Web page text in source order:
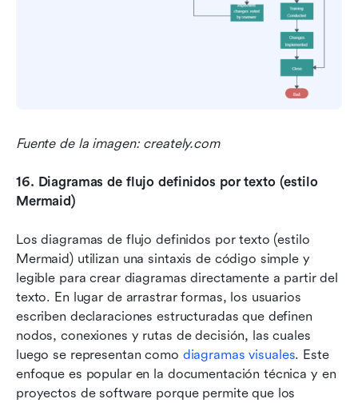
Fuente de la imagen: creately.com
16. Diagramas de flujo definidos por texto (estilo
Mermaid)
Los diagramas de flujo definidos por texto (estilo
Mermaid) utilizan una sintaxis de código simple y
legible para crear diagramas directamente a partir del
texto. En lugar de arrastrar formas, los usuarios
escriben declaraciones estructuradas que definen
nodos, conexiones y rutas de decisión, las cuales
luego se representan como diagramas visuales. Este
enfoque es popular en la documentación técnica y en
proyectos de software porque permite que los